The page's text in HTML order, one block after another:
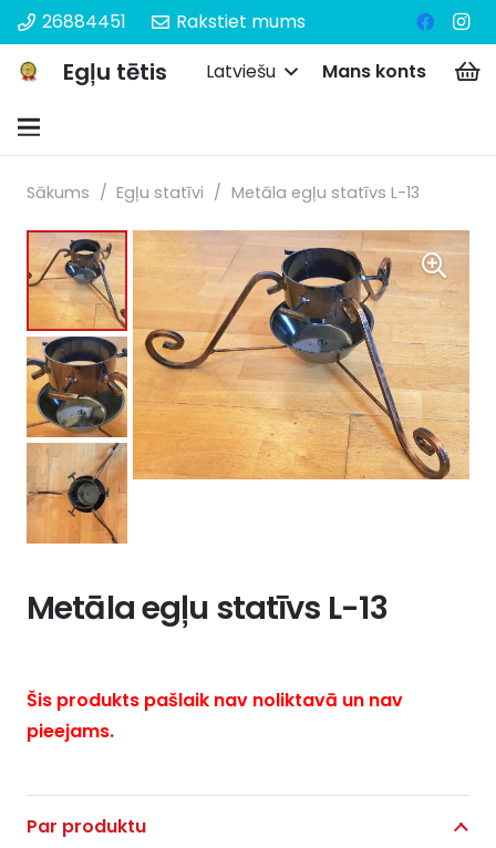
26884451 Rakstiet mums
Egļu tētis Latviešu Mans konts
Sākums / Egļu statīvi / Metāla egļu statīvs L-13
Metāla egļu statīvs L-13
Šis produkts pašlaik nav noliktavā un nav
pieejams.
Par produktu